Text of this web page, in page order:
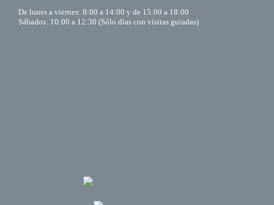
De lunes a viernes: 9:00 a 14:00 y de 15:00 a 18:00
Sábados: 10:00 a 12:30 (Sólo días con visitas guiadas)